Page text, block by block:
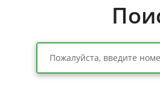
Пожалуйста, введите